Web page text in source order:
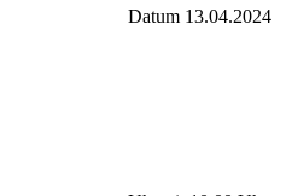
Datum 13.04.2024